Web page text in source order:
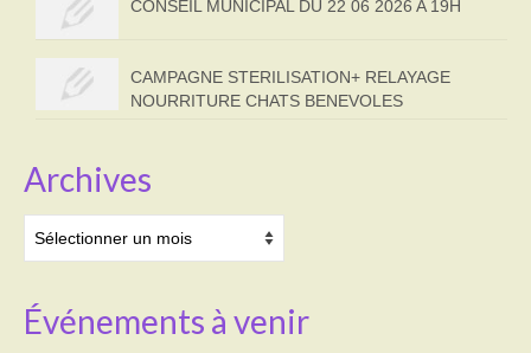
CONSEIL MUNICIPAL DU 22 06 2026 A 19H
CAMPAGNE STERILISATION+ RELAYAGE
NOURRITURE CHATS BENEVOLES
Archives
Événements à venir